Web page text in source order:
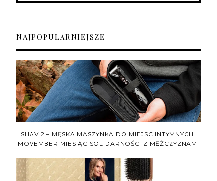
NAJPOPULARNIEJSZE
SHAV 2 – MĘSKA MASZYNKA DO MIEJSC INTYMNYCH.
MOVEMBER MIESIĄC SOLIDARNOŚCI Z MĘŻCZYZNAMI